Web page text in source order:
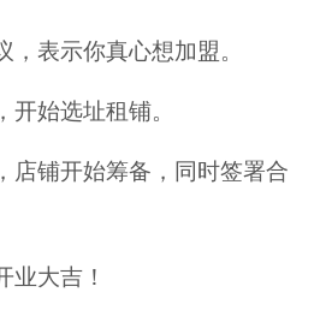
表示你真心想加盟。
始选址租铺。
铺开始筹备，同时签署合
大吉！